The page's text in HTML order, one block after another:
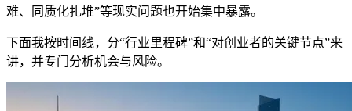
难、同质化扎堆”等现实问题也开始集中暴露。
下面我按时间线，分“行业里程碑”和“对创业者的关键节点”来
讲，并专门分析机会与风险。